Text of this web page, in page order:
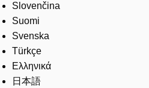
Slovenčina
Suomi
Svenska
Türkçe
Ελληνικά
日本語